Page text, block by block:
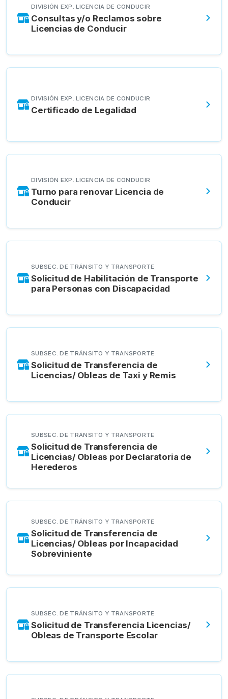
DIVISIÓN EXP. LICENCIA DE CONDUCIR
Consultas y/o Reclamos sobre
Licencias de Conducir
DIVISIÓN EXP. LICENCIA DE CONDUCIR
Certificado de Legalidad
DIVISIÓN EXP. LICENCIA DE CONDUCIR
Turno para renovar Licencia de
Conducir
SUBSEC. DE TRÁNSITO Y TRANSPORTE
Solicitud de Habilitación de Transporte
para Personas con Discapacidad
SUBSEC. DE TRÁNSITO Y TRANSPORTE
Solicitud de Transferencia de
Licencias/ Obleas de Taxi y Remis
SUBSEC. DE TRÁNSITO Y TRANSPORTE
Solicitud de Transferencia de
Licencias/ Obleas por Declaratoria de
Herederos
SUBSEC. DE TRÁNSITO Y TRANSPORTE
Solicitud de Transferencia de
Licencias/ Obleas por Incapacidad
Sobreviniente
SUBSEC. DE TRÁNSITO Y TRANSPORTE
Solicitud de Transferencia Licencias/
Obleas de Transporte Escolar